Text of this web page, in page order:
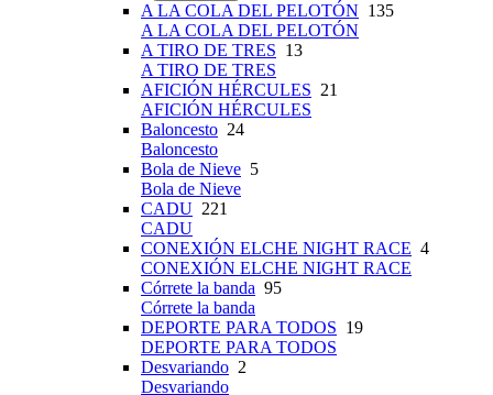
A LA COLA DEL PELOTÓN 135
A LA COLA DEL PELOTÓN
A TIRO DE TRES 13
A TIRO DE TRES
AFICIÓN HÉRCULES 21
AFICIÓN HÉRCULES
Baloncesto 24
Baloncesto
Bola de Nieve 5
Bola de Nieve
CADU 221
CADU
CONEXIÓN ELCHE NIGHT RACE 4
CONEXIÓN ELCHE NIGHT RACE
Córrete la banda 95
Córrete la banda
DEPORTE PARA TODOS 19
DEPORTE PARA TODOS
Desvariando 2
Desvariando